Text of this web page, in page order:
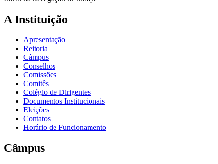
A Instituição
Apresentação
Reitoria
Câmpus
Conselhos
Comissões
Comitês
Colégio de Dirigentes
Documentos Institucionais
Eleições
Contatos
Horário de Funcionamento
Câmpus